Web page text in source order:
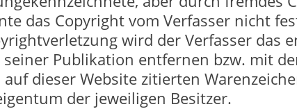
das Copyright vom Verfasser nicht
wird der Verfasser das
Publikation entfernen bzw. mit
dieser Website zitierten
der jeweiligen Besitzer.